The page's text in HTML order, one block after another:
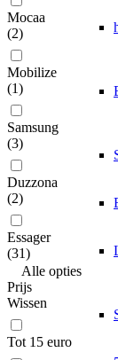
Mocaa
(2)
Mobilize
(1)
Samsung
(3)
Duzzona
(2)
Essager
(31)
Alle opties
Prijs
Wissen
Tot 15 euro